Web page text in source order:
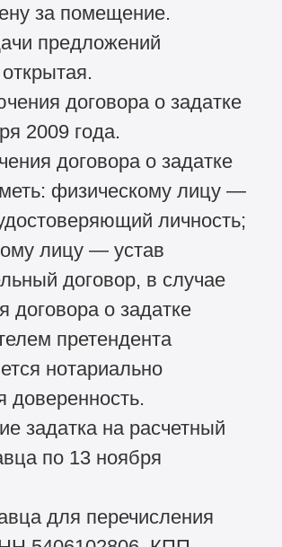
за помещение.
предложений
договора о задатке
2009 года.
договора о задатке
физическому лицу —
личность;
лицу — устав
договор, в случае
договора о задатке
претендента
нотариально
доверенность.
задатка на расчетный
по 13 ноября
для перечисления